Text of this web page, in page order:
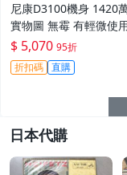
尼康D3100機身 1420
實物圖 無霉 有輕微使
機身原裝 無拆修無翻新
3
$ 5,070 95折
折扣碼 直購
日本代購